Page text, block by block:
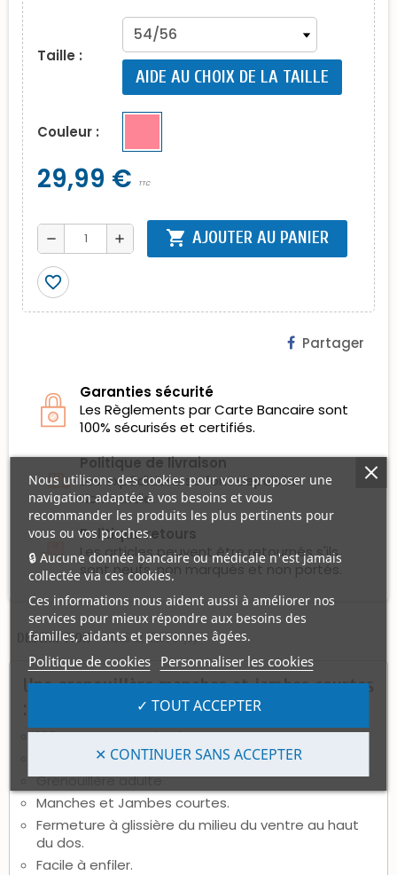
Taille :
AIDE AU CHOIX DE LA TAILLE
Couleur :
29,99 € TTC
remove add shopping_cart AJOUTER AU PANIER
favorite_border
Partager
Garanties sécurité
Les Règlements par Carte Bancaire sont
100% sécurisés et certifiés.
Politique de livraison
Les expéditions se font depuis la
Normandie.
Politique retours
Les articles peuvent être retournés s'ils
sont neufs, non marqués et non portés.
DESCRIPTION AVIS CLIENTS (0)
Une grenouillère manches et jambes courtes
100% Coton Grand Teint.
Lavable à 90°C.
Grenouillère adulte
Manches et Jambes courtes.
Fermeture à glissière du milieu du ventre au haut
du dos.
Facile à enfiler.
Nous utilisons des cookies pour vous proposer une
navigation adaptée à vos besoins et vous
recommander les produits les plus pertinents pour
vous ou vos proches.
🔒 Aucune donnée bancaire ou médicale n'est jamais
collectée via ces cookies.
Ces informations nous aident aussi à améliorer nos
services pour mieux répondre aux besoins des
familles, aidants et personnes âgées.
Politique de cookies Personnaliser les cookies
✕ CONTINUER SANS ACCEPTER
✓ TOUT ACCEPTER